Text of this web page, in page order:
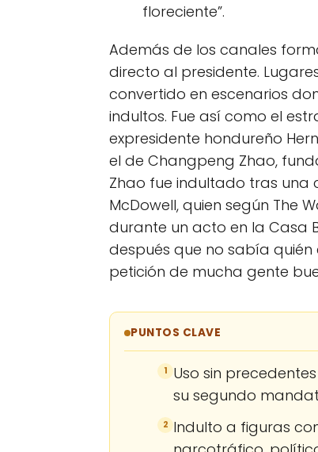
floreciente”.
Además de los canales
directo al presidente.
convertido en escenarios
indultos. Fue así como el
expresidente hondureño
el de Changpeng Zhao,
Zhao fue indultado tras una
McDowell, quien según The
durante un acto en la Casa
después que no sabía
petición de mucha gente
PUNTOS CLAVE
1 Uso sin
su segundo
2 Indulto a figuras